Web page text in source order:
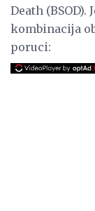
Death
kombinacija
poruci: